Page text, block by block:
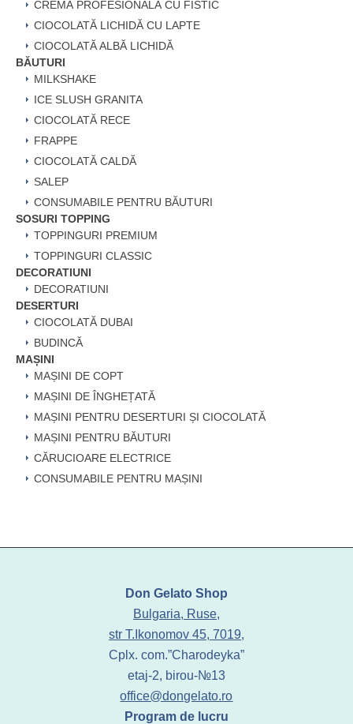
CREMĂ PROFESIONALĂ CU FISTIC
CIOCOLATĂ LICHIDĂ CU LAPTE
CIOCOLATĂ ALBĂ LICHIDĂ
BĂUTURI
MILKSHAKE
ICE SLUSH GRANITA
CIOCOLATĂ RECE
FRAPPE
CIOCOLATĂ CALDĂ
SALEP
CONSUMABILE PENTRU BĂUTURI
SOSURI TOPPING
TOPPINGURI PREMIUM
TOPPINGURI CLASSIC
DECORATIUNI
DECORATIUNI
DESERTURI
CIOCOLATĂ DUBAI
BUDINCĂ
MAȘINI
MAȘINI DE COPT
MAȘINI DE ÎNGHEȚATĂ
MAȘINI PENTRU DESERTURI ȘI CIOCOLATĂ
MAȘINI PENTRU BĂUTURI
CĂRUCIOARE ELECTRICE
CONSUMABILE PENTRU MAȘINI
Don Gelato Shop
Bulgaria, Ruse,
str T.Ikonomov 45, 7019,
Cplx. com.”Charodeyka”
etaj-2, birou-№13
office@dongelato.ro
Program de lucru